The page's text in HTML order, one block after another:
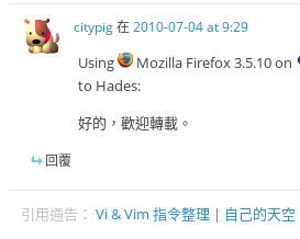
citypig在2010-07-04 at 9:29
Using Mozilla Firefox 3.5.10 on
to Hades:
好的，歡迎轉載。
回覆
引用通告：Vi & Vim 指令整理 | 自己的天空